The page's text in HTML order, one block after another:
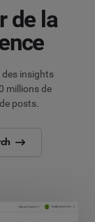
de la
des insights
millions de
posts.